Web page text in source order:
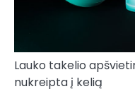
Lauko takelio
nukreipta į kelią